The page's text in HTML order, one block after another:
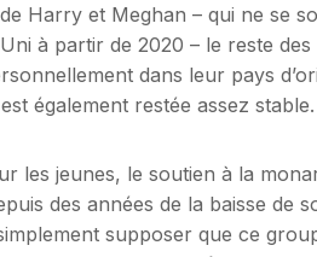
Harry et Meghan – qui ne se
à partir de 2020 – le reste
dans leur pays
également restée assez stable.
les jeunes, le soutien à la
des années de la baisse de
supposer que ce